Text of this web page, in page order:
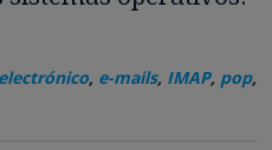
, e-mails, IMAP, pop,